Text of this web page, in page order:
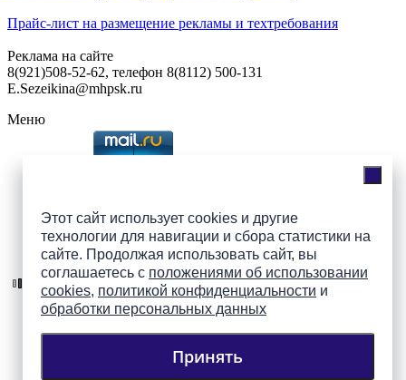
Этот сайт использует cookies и другие
технологии для навигации и сбора статистики на
сайте. Продолжая использовать сайт, вы
соглашаетесь с положениями об использовании
cookies, политикой конфиденциальности и
обработки персональных данных
Принять
Прайс-лист на размещение рекламы и техтребования
Реклама на сайте
8(921)508-52-62, телефон 8(8112) 500-131
E.Sezeikina@mhpsk.ru
Меню
Подпишись на группы
ПАИ в соцсетях!